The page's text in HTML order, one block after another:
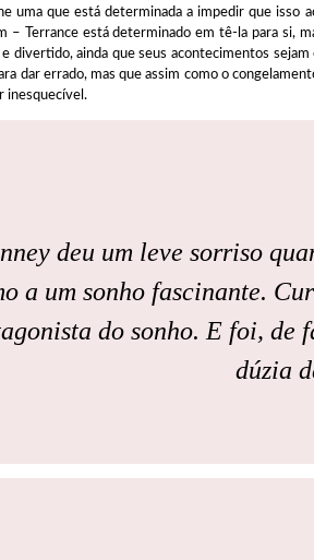
uma que está determinada a impedir que isso
– Terrance está determinado em tê-la para si,
divertido, ainda que seus acontecimentos
dar errado, mas que assim como o
inesquecível.
deu um leve sorriso
a um sonho fascinante.
do sonho. E foi, de
dúzia